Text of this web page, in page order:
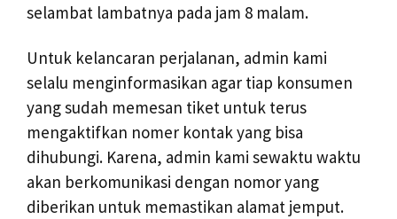
selambat lambatnya pada jam 8 malam.
Untuk kelancaran perjalanan, admin kami
selalu menginformasikan agar tiap konsumen
yang sudah memesan tiket untuk terus
mengaktifkan nomer kontak yang bisa
dihubungi. Karena, admin kami sewaktu waktu
akan berkomunikasi dengan nomor yang
diberikan untuk memastikan alamat jemput.